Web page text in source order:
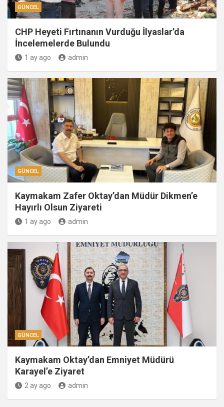
GÜNCEL
CHP Heyeti Fırtınanın Vurduğu İlyaslar’da
İncelemelerde Bulundu
1 ay ago admin
GÜNCEL
Kaymakam Zafer Oktay’dan Müdür Dikmen’e
Hayırlı Olsun Ziyareti
1 ay ago admin
GÜNCEL
Kaymakam Oktay’dan Emniyet Müdürü
Karayel’e Ziyaret
2 ay ago admin